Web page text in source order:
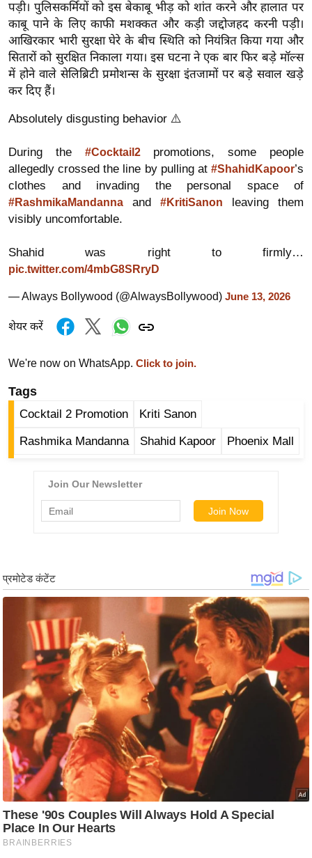
फ
म
नो
रं
ज
ज
त
बॉ
ली
वु
हॉ
ली
फि
स
मी
N
e
इ
फ
स्टा
इ
ल
टे
क्नॉ
लॉ
जी
ब्यू
पड़ी। पुलिसकर्मियों को इस बेकाबू भीड़ को शांत करने और हालात पर
काबू पाने के लिए काफी मशक्कत और कड़ी जद्दोजहद करनी पड़ी।
आखिरकार भारी सुरक्षा घेरे के बीच स्थिति को नियंत्रित किया गया और
सितारों को सुरक्षित निकाला गया। इस घटना ने एक बार फिर बड़े मॉल्स
में होने वाले सेलिब्रिटी प्रमोशन्स के सुरक्षा इंतजामों पर बड़े सवाल खड़े
कर दिए हैं।
Absolutely disgusting behavior ⚠️
During the #Cocktail2promotions, some people
allegedly crossed the line by pulling at #ShahidKapoor’s
clothes and invading the personal space of
#RashmikaMandanna and #KritiSanon
leaving them
visibly uncomfortable.
Shahid was right to firmly…
pic.twitter.com/4mbG8SRryD
— Always Bollywood (@AlwaysBollywood) June 13, 2026
शेयर करें
We're now on WhatsApp. Click to join.
Tags
Cocktail 2 Promotion Kriti Sanon
Rashmika Mandanna Shahid Kapoor Phoenix Mall